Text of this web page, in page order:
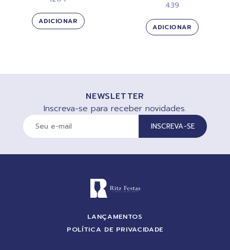
ADICIONAR
439
ADICIONAR
NEWSLETTER
Inscreva-se para receber novidades.
INSCREVA-SE
LANÇAMENTOS
POLÍTICA DE PRIVACIDADE